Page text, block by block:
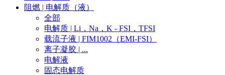
阻燃 | 电解质（液）
全部
电解质 | Li，Na，K - FSI，TFSI
载流子液 | FIM1002（EMI-FSI）
离子凝胶 | ...
电解液
固态电解质